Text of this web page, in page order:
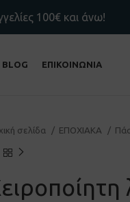
BLOG ΕΠΙΚΟΙΝΩΝΙΑ
σελίδα ΕΠΟΧΙΑΚΑ
100€ και άνω!